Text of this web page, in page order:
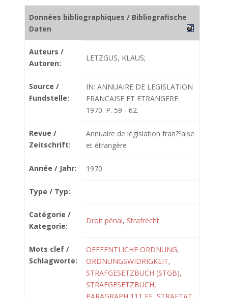
Données bibliographiques / Bibliografische
Daten
Auteurs /
Autoren:
LETZGUS, KLAUS;
Source /
Fundstelle:
IN: ANNUAIRE DE LEGISLATION
FRANCAISE ET ETRANGERE.
1970. P. 59 - 62.
Revue /
Zeitschrift:
Annuaire de législation fran?ºaise
et étrangère
Année / Jahr: 1970
Type / Typ:
Catégorie /
Kategorie:
Droit pénal, Strafrecht
Mots clef /
Schlagworte:
OEFFENTLICHE ORDNUNG,
ORDNUNGSWIDRIGKEIT,
STRAFGESETZBUCH (STGB),
STRAFGESETZBUCH,